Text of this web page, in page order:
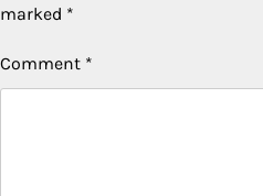
marked *
Comment *